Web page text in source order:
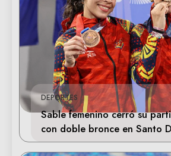
DEPORTES
Sable femenino cerró su
con doble bronce en Santo